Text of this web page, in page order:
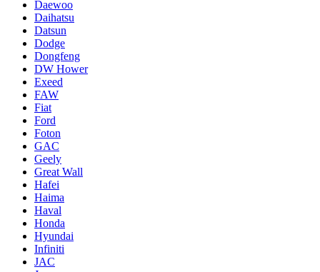
Daewoo
Daihatsu
Datsun
Dodge
Dongfeng
DW Hower
Exeed
FAW
Fiat
Ford
Foton
GAC
Geely
Great Wall
Hafei
Haima
Haval
Honda
Hyundai
Infiniti
JAC